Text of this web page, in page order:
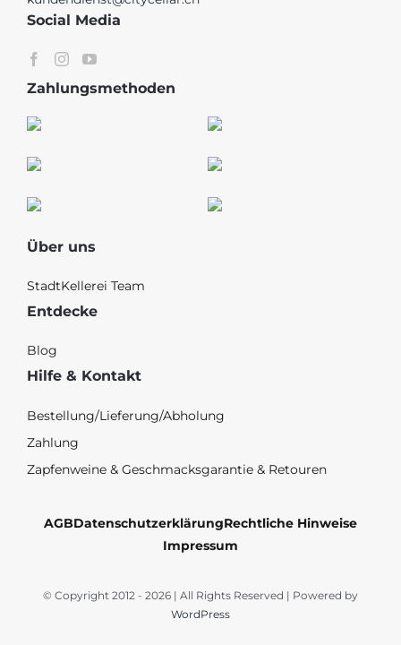
Social Media
Zahlungsmethoden
Über uns
StadtKellerei Team
Entdecke
Blog
Hilfe & Kontakt
Bestellung/Lieferung/Abholung
Zahlung
Zapfenweine & Geschmacksgarantie & Retouren
AGBDatenschutzerklärungRechtliche Hinweise
Impressum
© Copyright 2012 - 2026 | All Rights Reserved | Powered by
WordPress